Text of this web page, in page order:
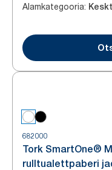
Alamkategooria:
682000
Tork SmartOne®
rulltualettpaberi